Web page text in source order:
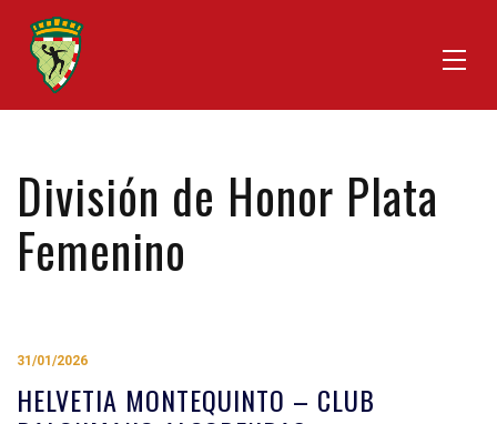
División de Honor Plata
Femenino
31/01/2026
HELVETIA MONTEQUINTO – CLUB